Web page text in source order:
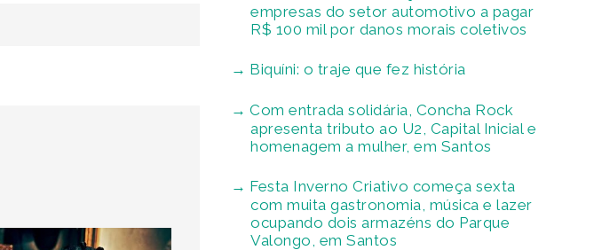
empresas do setor automotivo a pagar
R$ 100 mil por danos morais coletivos
Biquíni: o traje que fez história
Com entrada solidária, Concha Rock
apresenta tributo ao U2, Capital Inicial e
homenagem a mulher, em Santos
Festa Inverno Criativo começa sexta
com muita gastronomia, música e lazer
ocupando dois armazéns do Parque
Valongo, em Santos